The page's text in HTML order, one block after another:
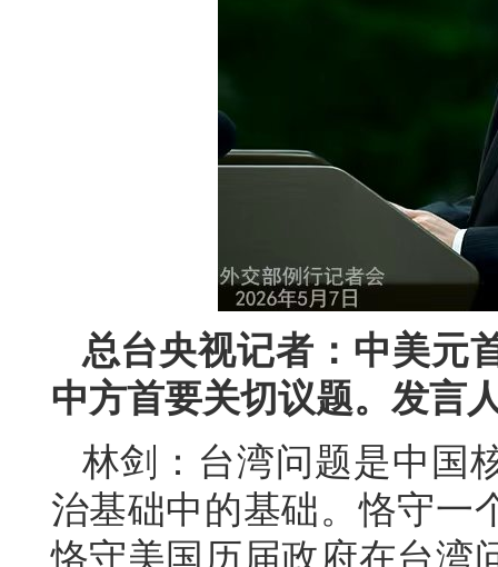
总台央视记者：中美元
中方首要关切议题。发言
林剑：台湾问题是中国
治基础中的基础。恪守一
恪守美国历届政府在台湾